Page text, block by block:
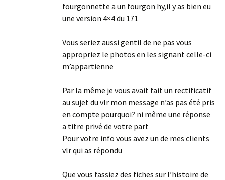
fourgonnette a un fourgon hy,il y as bien eu
une version 4×4 du 171
Vous seriez aussi gentil de ne pas vous
appropriez le photos en les signant celle-ci
m’appartienne
Par la même je vous avait fait un rectificatif
au sujet du vlr mon message n’as pas été pris
en compte pourquoi? ni même une réponse
a titre privé de votre part
Pour votre info vous avez un de mes clients
vlr qui as répondu
Que vous fassiez des fiches sur l’histoire de